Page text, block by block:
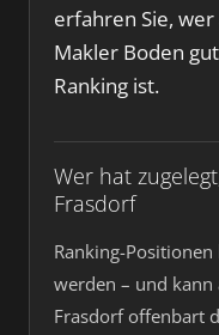
erfahren Sie,
Makler Boden
Ranking ist.
Wer hat
Frasdorf
Ranking-
werden – und
Frasdorf offenbart